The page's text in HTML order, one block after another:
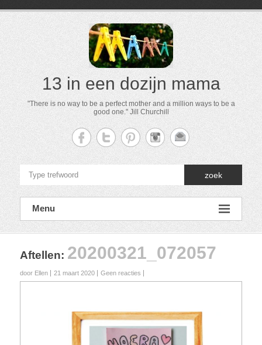
13 in een dozijn mama
"There is no way to be a perfect mother and a million ways to be a
good one." Jill Churchill
zoek
Menu
Aftellen: 20200321_072057
door Ellen 21 maart 2020 Geen reacties